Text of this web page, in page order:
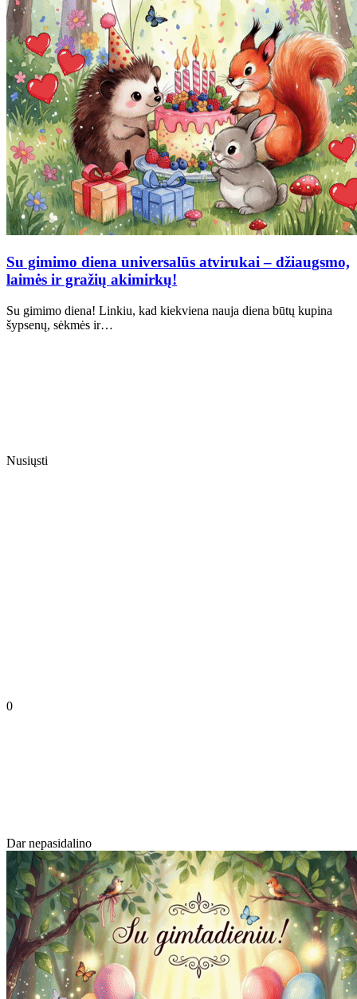
Su gimimo diena universalūs atvirukai – džiaugsmo,
laimės ir gražių akimirkų!
Su gimimo diena! Linkiu, kad kiekviena nauja diena būtų kupina
šypsenų, sėkmės ir…
Nusiųsti
0
Dar nepasidalino